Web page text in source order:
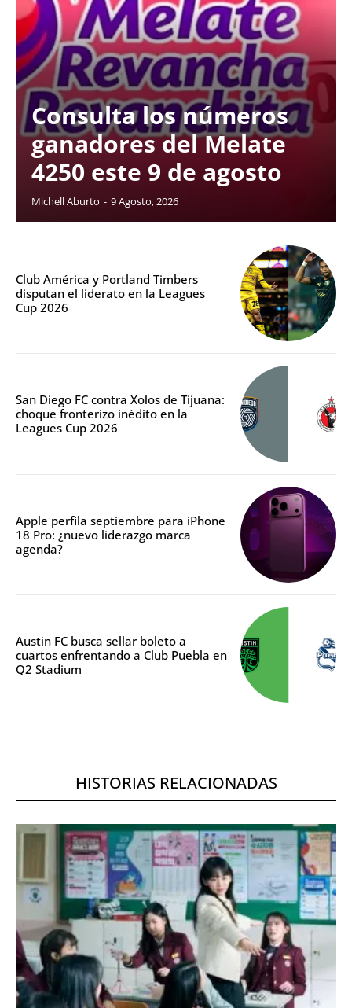
Consulta los números
ganadores del Melate
4250 este 9 de agosto
Michell Aburto - 9 Agosto, 2026
Club América y Portland Timbers
disputan el liderato en la Leagues
Cup 2026
San Diego FC contra Xolos de Tijuana:
choque fronterizo inédito en la
Leagues Cup 2026
Apple perfila septiembre para iPhone
18 Pro: ¿nuevo liderazgo marca
agenda?
Austin FC busca sellar boleto a
cuartos enfrentando a Club Puebla en
Q2 Stadium
HISTORIAS RELACIONADAS